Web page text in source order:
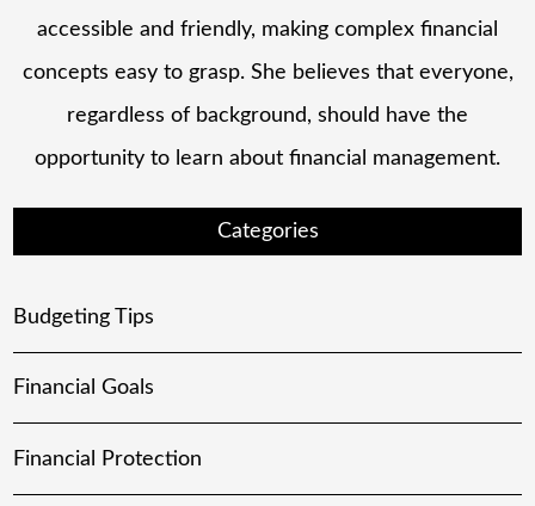
accessible and friendly, making complex financial
concepts easy to grasp. She believes that everyone,
regardless of background, should have the
opportunity to learn about financial management.
Categories
Budgeting Tips
Financial Goals
Financial Protection